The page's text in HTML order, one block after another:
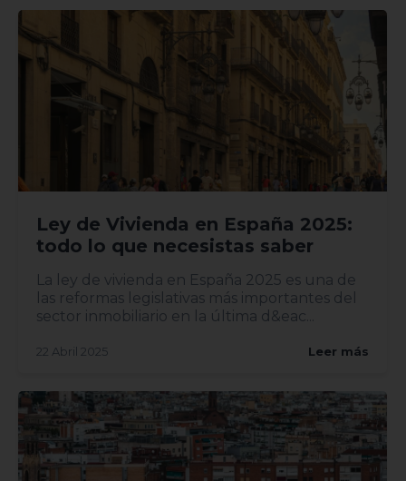
Ley de Vivienda en España 2025:
todo lo que necesistas saber
La ley de vivienda en España 2025 es una de
las reformas legislativas más importantes del
sector inmobiliario en la última d&eac...
22 Abril 2025 Leer más